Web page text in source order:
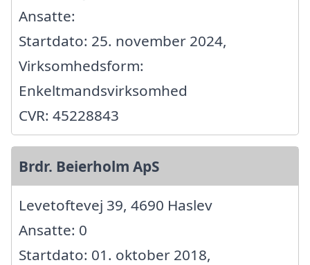
Ansatte:
Startdato: 25. november 2024,
Virksomhedsform:
Enkeltmandsvirksomhed
CVR: 45228843
Brdr. Beierholm ApS
Levetoftevej 39, 4690 Haslev
Ansatte: 0
Startdato: 01. oktober 2018,